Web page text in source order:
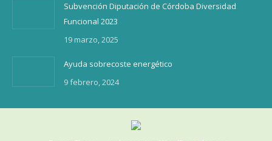
Subvención Diputación de Córdoba Diversidad
Funcional 2023
19 marzo, 2025
Ayuda sobrecoste energético
9 febrero, 2024